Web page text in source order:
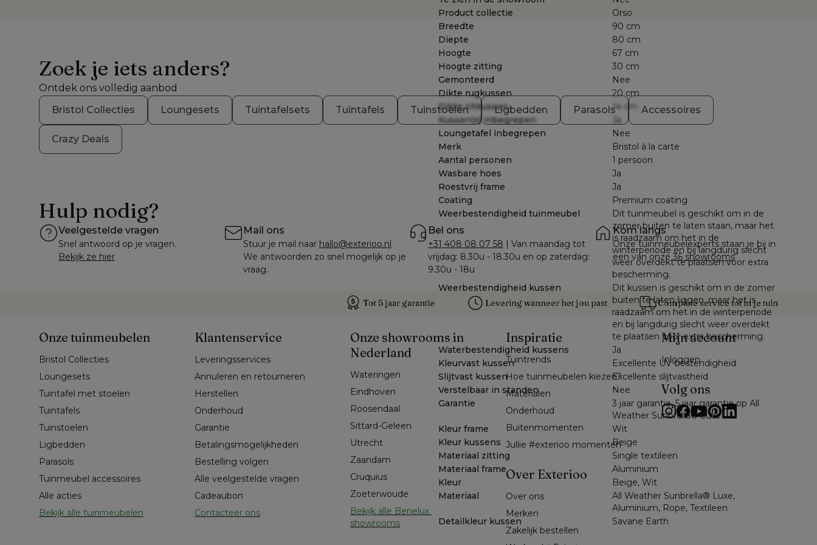
Product collectie
Orso
Breedte
90 cm
Diepte
80 cm
Hoogte
67 cm
Hoogte zitting
30 cm
Gemonteerd
Nee
Dikte rugkussen
20 cm
Dikte zitkussen
14 cm
Kussen(s) inbegrepen
Ja
Loungetafel inbegrepen
Nee
Merk
Bristol à la carte
Aantal personen
1 persoon
Wasbare hoes
Ja
Roestvrij frame
Ja
Coating
Premium coating
Weerbestendigheid tuinmeubel
Dit tuinmeubel is geschikt om in de
zomer buiten te laten staan, maar het
is raadzaam om het in de
winterperiode en bij langdurig slecht
weer overdekt te plaatsen voor extra
bescherming.
Weerbestendigheid kussen
Dit kussen is geschikt om in de zomer
buiten te laten liggen, maar het is
raadzaam om het in de winterperiode
en bij langdurig slecht weer overdekt
te plaatsen voor extra bescherming.
Waterbestendigheid kussens
Ja
Kleurvast kussen
Excellente UV-bestendigheid
Slijtvast kussen
Excellente slijtvastheid
Verstelbaar in standen
Nee
Garantie
3 jaar garantie, 5 jaar garantie op All
Weather Sunbrella® Luxe
Kleur frame
Wit
Kleur kussens
Beige
Materiaal zitting
Single textileen
Materiaal frame
Aluminium
Kleur
Beige, Wit
Materiaal
All Weather Sunbrella® Luxe,
Aluminium, Rope, Textileen
Detailkleur kussen
Savane Earth
Zoek je iets anders?
Ontdek ons volledig aanbod
Bristol Collecties
Loungesets Tuintafelsets Tuintafels Tuinstoelen Ligbedden Parasols Accessoires
Crazy Deals
Hulp nodig?
Veelgestelde vragen
Snel antwoord op je vragen.
Bekijk ze hier
Mail ons
Stuur je mail naar hallo@exterioo.nl
We antwoorden zo snel mogelijk op je
vraag.
Bel ons
+31 408 08 07 58 | Van maandag tot
vrijdag: 8.30u - 18.30u en op zaterdag:
9.30u - 18u
Kom langs
Onze tuinmeubelexperts staan je bij in
een van onze 36 showrooms
Tot 5 jaar garantie Levering wanneer het jou past Complete service tot in je tuin
Onze tuinmeubelen
Bristol Collecties
Loungesets
Tuintafel met stoelen
Tuintafels
Tuinstoelen
Ligbedden
Parasols
Tuinmeubel accessoires
Alle acties
Bekijk alle tuinmeubelen
Klantenservice
Leveringsservices
Annuleren en retourneren
Herstellen
Onderhoud
Garantie
Betalingsmogelijkheden
Bestelling volgen
Alle veelgestelde vragen
Cadeaubon
Contacteer ons
Onze showrooms in
Nederland
Wateringen
Eindhoven
Roosendaal
Sittard-Geleen
Utrecht
Zaandam
Cruquius
Zoeterwoude
Bekijk alle Benelux
showrooms
Inspiratie
Tuintrends
Hoe tuinmeubelen kiezen?
Materialen
Onderhoud
Buitenmomenten
Jullie #exterioo momenten
Over Exterioo
Over ons
Merken
Zakelijk bestellen
Mijn account
Inloggen
Volg ons